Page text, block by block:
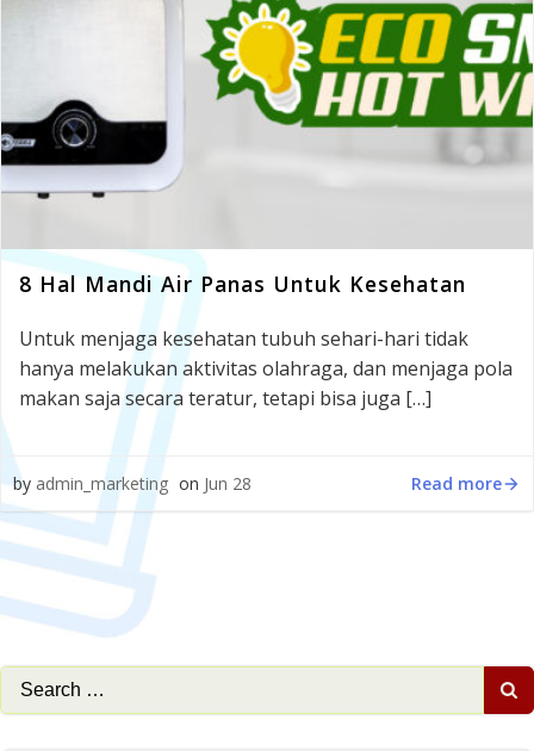
8 Hal Mandi Air Panas Untuk Kesehatan
Untuk menjaga kesehatan tubuh sehari-hari tidak
hanya melakukan aktivitas olahraga, dan menjaga pola
makan saja secara teratur, tetapi bisa juga […]
by admin_marketing on Jun 28 Read more
Search
for: